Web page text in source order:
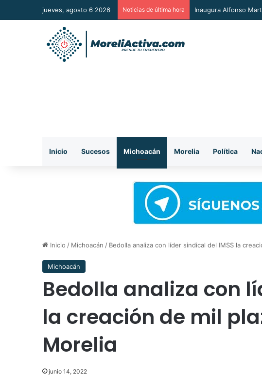
jueves, agosto 6 2026 Noticias de última hora Un paso más hacia
Inicio Sucesos Michoacán Morelia Política
Inicio / Michoacán / Bedolla analiza con líder sindical del IMSS la
Michoacán
Bedolla analiza con
la creación de mil
Morelia
junio 14, 2022